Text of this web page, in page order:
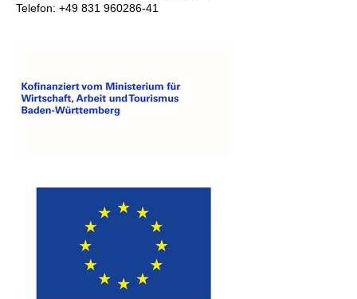
Telefon: +49 831 960286-41